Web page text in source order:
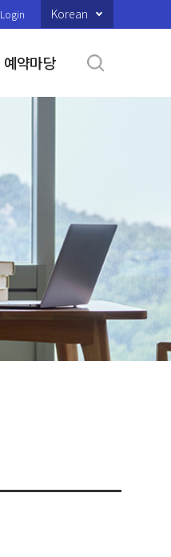
Login Korean
예약마당